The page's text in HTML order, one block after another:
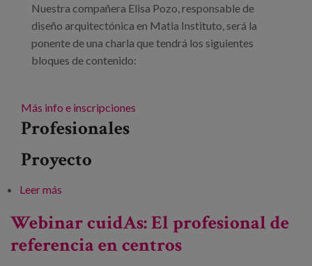
Nuestra compañera Elisa Pozo, responsable de
diseño arquitectónica en Matia Instituto, será la
ponente de una charla que tendrá los siguientes
bloques de contenido:
Más info e inscripciones
Profesionales
Proyecto
Leer más
de apoyo
Webinar cuidAs: El profesional de
referencia en centros